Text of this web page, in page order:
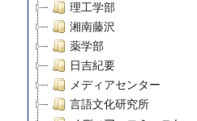
理工学部
湘南藤沢
薬学部
日吉紀要
メディアセンター
言語文化研究所